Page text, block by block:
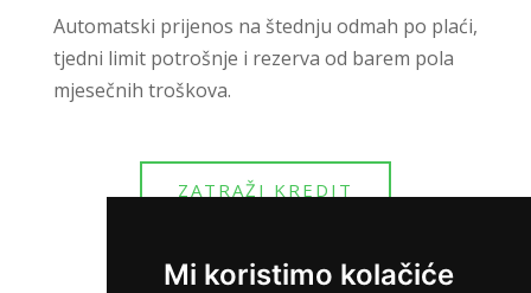
Mi koristimo kolačiće
Automatski prijenos na štednju odmah po plaći,
tjedni limit potrošnje i rezerva od barem pola
mjesečnih troškova.
ZATRAŽI KREDIT